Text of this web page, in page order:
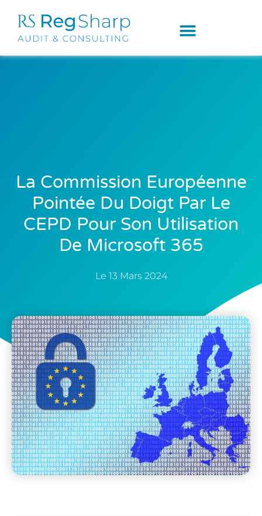
La Commission Européenne
Pointée Du Doigt Par Le
CEPD Pour Son Utilisation
De Microsoft 365
Le 13 Mars 2024